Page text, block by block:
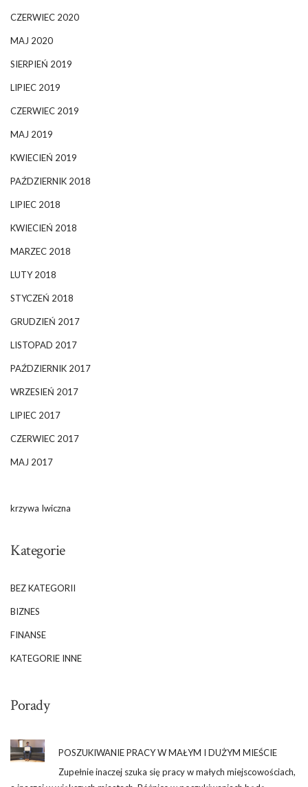
CZERWIEC 2020
MAJ 2020
SIERPIEŃ 2019
LIPIEC 2019
CZERWIEC 2019
MAJ 2019
KWIECIEŃ 2019
PAŹDZIERNIK 2018
LIPIEC 2018
KWIECIEŃ 2018
MARZEC 2018
LUTY 2018
STYCZEŃ 2018
GRUDZIEŃ 2017
LISTOPAD 2017
PAŹDZIERNIK 2017
WRZESIEŃ 2017
LIPIEC 2017
CZERWIEC 2017
MAJ 2017
krzywa Iwiczna
Kategorie
BEZ KATEGORII
BIZNES
FINANSE
KATEGORIE INNE
Porady
POSZUKIWANIE PRACY W MAŁYM I DUŻYM MIEŚCIE
Zupełnie inaczej szuka się pracy w małych miejscowościach,